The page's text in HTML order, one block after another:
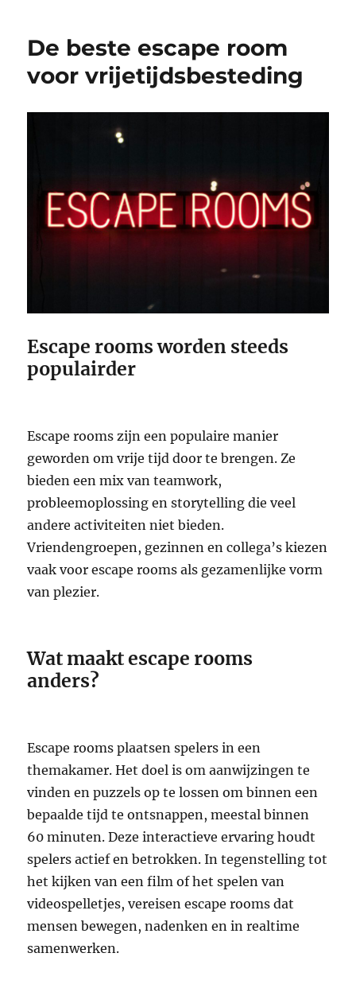
De beste escape room
voor vrijetijdsbesteding
Escape rooms worden steeds
populairder
Escape rooms zijn een populaire manier
geworden om vrije tijd door te brengen. Ze
bieden een mix van teamwork,
probleemoplossing en storytelling die veel
andere activiteiten niet bieden.
Vriendengroepen, gezinnen en collega’s kiezen
vaak voor escape rooms als gezamenlijke vorm
van plezier.
Wat maakt escape rooms
anders?
Escape rooms plaatsen spelers in een
themakamer. Het doel is om aanwijzingen te
vinden en puzzels op te lossen om binnen een
bepaalde tijd te ontsnappen, meestal binnen
60 minuten. Deze interactieve ervaring houdt
spelers actief en betrokken. In tegenstelling tot
het kijken van een film of het spelen van
videospelletjes, vereisen escape rooms dat
mensen bewegen, nadenken en in realtime
samenwerken.